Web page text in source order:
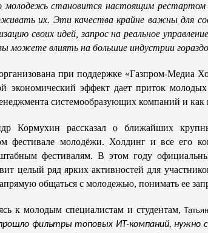
молодежь становится настоящим
их. Эти качества крайне важны для
своих идей, запрос на реальное
можете влиять на большие индустрии
при поддержке «Газпром-Медиа
экономический эффект дает приток
системообразующих компаний и как
Кормухин рассказал о ближайших
фестивале молодёжи. Холдинг и все его
фестивалям. В этом году
целый ряд ярких активностей для
общаться с молодежью, понимать ее
к молодым специалистам и студентам,
фильтры топовых ИТ-компаний, нужно